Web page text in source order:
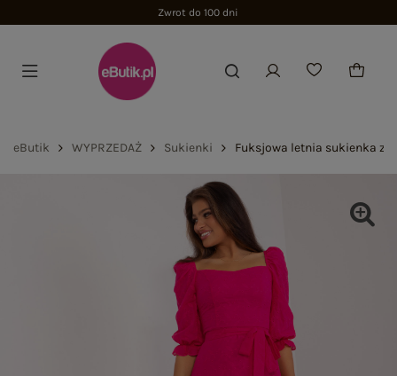
Zwrot do 100 dni
eButik WYPRZEDAŻ Sukienki Fuksjowa letnia sukienka z